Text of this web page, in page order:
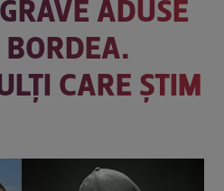
ADUSE
CARE ȘTIM